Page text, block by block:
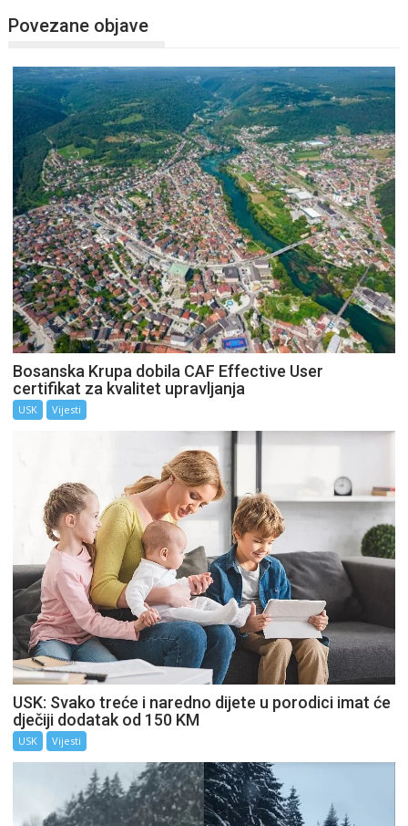
Povezane objave
Bosanska Krupa dobila CAF Effective User
certifikat za kvalitet upravljanja
USK Vijesti
USK: Svako treće i naredno dijete u porodici imat će
dječiji dodatak od 150 KM
USK Vijesti